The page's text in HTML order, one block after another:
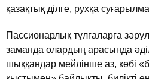
қазақтық дiлге, рухқа
Пассионарлық тұлғаларға
заманда олардың арасында
шыққандар мейлiнше аз, көбi